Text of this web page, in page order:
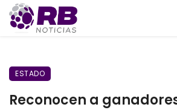
ESTADO
Reconocen a